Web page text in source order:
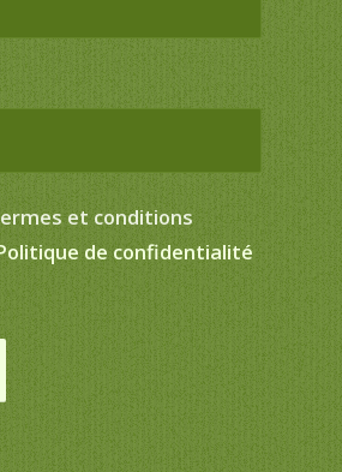
et conditions
de confidentialité